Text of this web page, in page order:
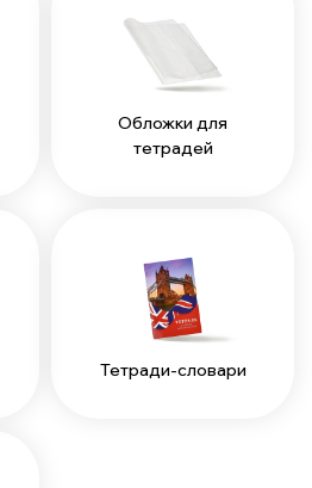
Обложки для
тетрадей
Тетради-словари